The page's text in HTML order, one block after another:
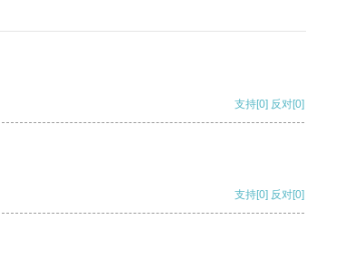
支持[0] 反对[0]
支持[0] 反对[0]